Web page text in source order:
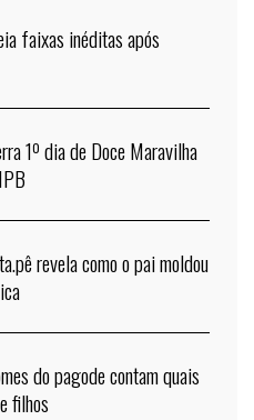
faixas inéditas após
1º dia de Doce Maravilha
revela como o pai moldou
do pagode contam quais
filhos